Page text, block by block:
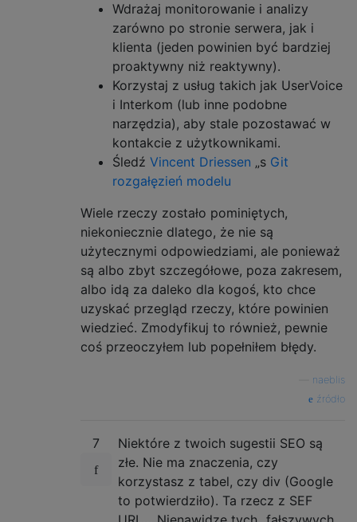
Wdrażaj monitorowanie i analizy
zarówno po stronie serwera, jak i
klienta (jeden powinien być bardziej
proaktywny niż reaktywny).
Korzystaj z usług takich jak UserVoice
i Interkom (lub inne podobne
narzędzia), aby stale pozostawać w
kontakcie z użytkownikami.
Śledź Vincent Driessen „s Git
rozgałęzień modelu
Wiele rzeczy zostało pominiętych,
niekoniecznie dlatego, że nie są
użytecznymi odpowiedziami, ale ponieważ
są albo zbyt szczegółowe, poza zakresem,
albo idą za daleko dla kogoś, kto chce
uzyskać przegląd rzeczy, które powinien
wiedzieć. Zmodyfikuj to również, pewnie
coś przeoczyłem lub popełniłem błędy.
naeblis
źródło
7
Niektóre z twoich sugestii SEO są
złe. Nie ma znaczenia, czy
korzystasz z tabel, czy div (Google
to potwierdziło). Ta rzecz z SEF